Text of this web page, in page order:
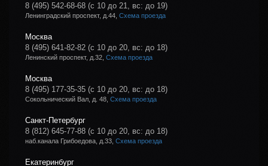
8 (495) 542-68-68 (с 10 до 21, вс: до 19)
Ленинградский проспект, д.44, Схема проезда
Москва
8 (495) 641-82-82 (с 10 до 20, вс: до 18)
Ленинский проспект, д.32, Схема проезда
Москва
8 (495) 177-35-35 (с 10 до 20, вс: до 18)
Сокольнический Вал, д. 48, Схема проезда
Санкт-Петербург
8 (812) 645-77-88 (с 10 до 20, вс: до 18)
наб.канала Грибоедова, д.33, Схема проезда
Екатеринбург